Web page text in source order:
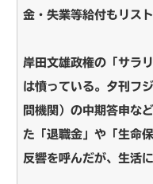
金・失業等給付もリス
岸田文雄政権の「サラ
は憤っている。夕刊フ
問機関）の中期答申な
た「退職金」や「生命
反響を呼んだが、生活